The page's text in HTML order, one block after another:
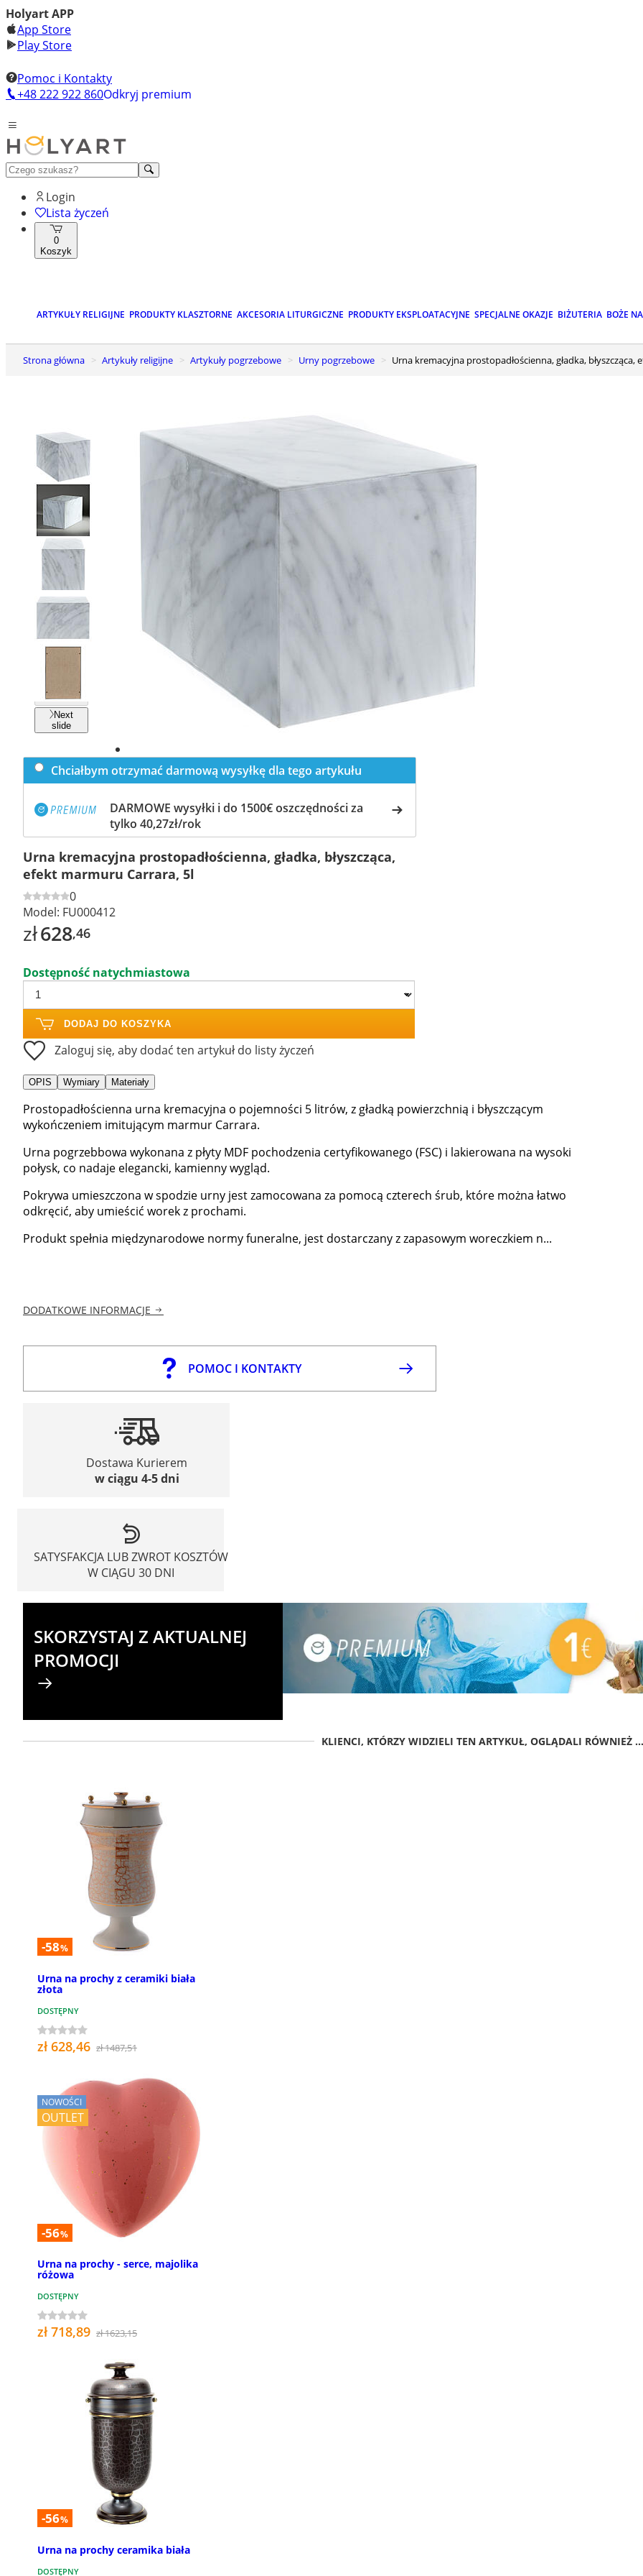
Holyart APP
App Store
Play Store
Pomoc i Kontakty
+48 222 922 860Odkryj premium
Login
Lista życzeń
0
Koszyk
ARTYKUŁY RELIGIJNE PRODUKTY KLASZTORNE AKCESORIA LITURGICZNE PRODUKTY EKSPLOATACYJNE SPECJALNE OKAZJE BIŻUTERIA BOŻE
Strona główna Artykuły religijne Artykuły pogrzebowe Urny pogrzebowe Urna kremacyjna prostopadłościenna, gładka,
slide
Next
slide
Chciałbym otrzymać darmową wysyłkę dla tego artykułu
DARMOWE wysyłki i do 1500€ oszczędności za
tylko 40,27zł/rok
Urna kremacyjna prostopadłościenna, gładka, błyszcząca,
efekt marmuru Carrara, 5l
0
Model: FU000412
zł628,46
Dostępność natychmiastowa
DODAJ DO KOSZYKA
Zaloguj się, aby dodać ten artykuł do listy życzeń
OPIS Wymiary Materiały
Prostopadłościenna urna kremacyjna o pojemności 5 litrów, z gładką powierzchnią i błyszczącym
wykończeniem imitującym marmur Carrara.
Urna pogrzebbowa wykonana z płyty MDF pochodzenia certyfikowanego (FSC) i lakierowana na wysoki
połysk, co nadaje elegancki, kamienny wygląd.
Pokrywa umieszczona w spodzie urny jest zamocowana za pomocą czterech śrub, które można łatwo
odkręcić, aby umieścić worek z prochami.
Produkt spełnia międzynarodowe normy funeralne, jest dostarczany z zapasowym woreczkiem n...
DODATKOWE INFORMACJE
POMOC I KONTAKTY
Dostawa Kurierem
w ciągu 4-5 dni
SATYSFAKCJA LUB ZWROT KOSZTÓW
W CIĄGU 30 DNI
SKORZYSTAJ Z AKTUALNEJ
PROMOCJI
KLIENCI, KTÓRZY WIDZIELI TEN ARTYKUŁ, OGLĄDALI RÓWNIEŻ ...
-58%
Urna na prochy z ceramiki biała
złota
DOSTĘPNY
zł 628,46 zł 1487,51
NOWOŚCI
OUTLET
-56%
Urna na prochy - serce, majolika
różowa
DOSTĘPNY
zł 718,89 zł 1623,15
-56%
Urna na prochy ceramika biała
DOSTĘPNY